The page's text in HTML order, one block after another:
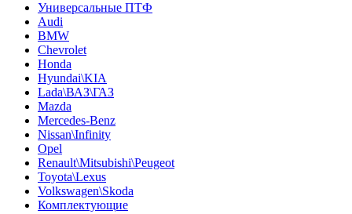
Универсальные ПТФ
Audi
BMW
Chevrolet
Honda
Hyundai\KIA
Lada\ВАЗ\ГАЗ
Mazda
Mercedes-Benz
Nissan\Infinity
Opel
Renault\Mitsubishi\Peugeot
Toyota\Lexus
Volkswagen\Skoda
Комплектующие